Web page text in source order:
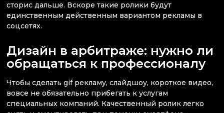
сторис дальше. Вскоре такие ролики будут
единственным действенным вариантом рекламы в
соцсетях.
Дизайн в арбитраже: нужно ли
обращаться к профессионалу
Чтобы сделать gif рекламу, слайдшоу, короткое видео,
вовсе не обязательно прибегать к услугам
специальных компаний. Качественный ролик легко